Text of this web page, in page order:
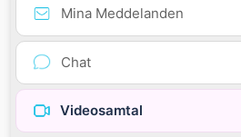
Mina Meddelanden
Chat
Videosamtal